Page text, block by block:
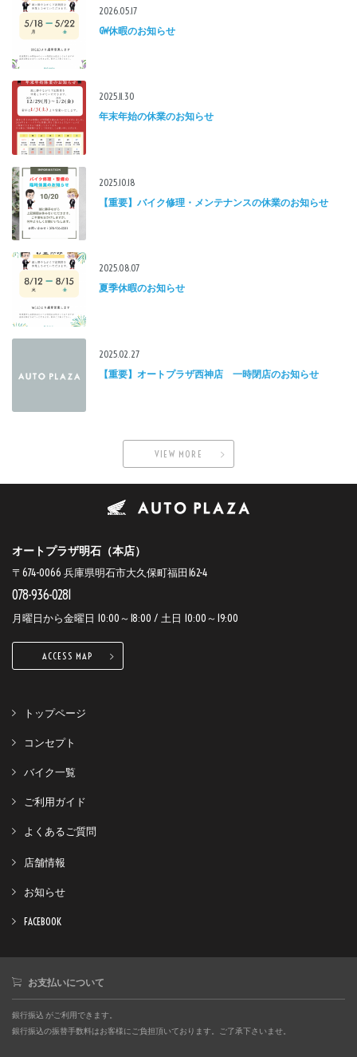
2026.05.17
GW休暇のお知らせ
2025.11.30
年末年始の休業のお知らせ
2025.10.18
【重要】バイク修理・メンテナンスの休業のお知らせ
2025.08.07
夏季休暇のお知らせ
2025.02.27
【重要】オートプラザ西神店 一時閉店のお知らせ
VIEW MORE
オートプラザ明石（本店）
〒674-0066 兵庫県明石市大久保町福田162-4
078-936-0281
月曜日から金曜日 10:00～18:00 / 土日 10:00～19:00
ACCESS MAP
トップページ
コンセプト
バイク一覧
ご利用ガイド
よくあるご質問
店舗情報
お知らせ
FACEBOOK
お支払いについて
銀行振込 がご利用できます。
銀行振込の振替手数料はお客様にご負担頂いております。ご了承下さいませ。